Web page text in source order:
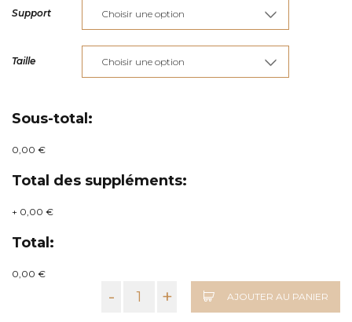
€115,00
à
€285,00
Support
Taille
Sous-total:
0,00 €
Total des suppléments:
+ 0,00 €
Total:
0,00 €
- + AJOUTER AU PANIER